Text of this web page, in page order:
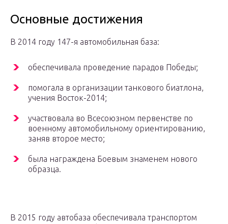
Основные достижения
В 2014 году 147-я автомобильная база:
обеспечивала проведение парадов Победы;
помогала в организации танкового биатлона,
учения Восток-2014;
участвовала во Всесоюзном первенстве по
военному автомобильному ориентированию,
заняв второе место;
была награждена Боевым знаменем нового
образца.
В 2015 году автобаза обеспечивала транспортом